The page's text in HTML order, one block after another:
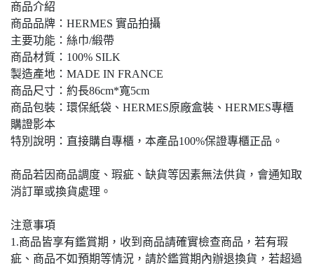
商品介紹
商品品牌：HERMES 實品拍攝
主要功能：絲巾/緞帶
商品材質：100% SILK
製造產地：MADE IN FRANCE
商品尺寸：約長86cm*寬5cm
商品包裝：環保紙袋、HERMES原廠盒裝、HERMES專櫃
購證影本
特別說明：直接購自專櫃，本產品100%保證專櫃正品。
商品若因商品調度、瑕疵、缺貨等因素無法供貨，會通知取
消訂單或換貨處理。
注意事項
1.商品皆享有鑑賞期，收到商品請確實檢查商品，若有瑕
疵、商品不如預期等情況，請於鑑賞期內辦退換貨，若超過